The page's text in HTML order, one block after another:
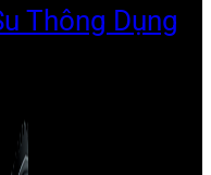
Thông Dụng